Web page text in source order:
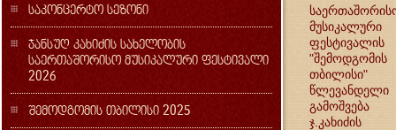
საკონცერტო სეზონი
ჯანსუღ კახიძის სახელობის
საერთაშორისო მუსიკალური ფესტივალი
2026
შემოდგომის თბილისი 2025
მუსიკალური
ფესტივალის
"შემოდგომის
თბილისი"
წლევანდელი
გამოშვება
ჯ.კახიძის